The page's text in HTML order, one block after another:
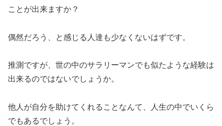
ことが出来ますか？
偶然だろう、と感じる人達も少なくないはずです。
推測ですが、世の中のサラリーマンでも似たような経験は
出来るのではないでしょうか。
他人が自分を助けてくれることなんて、人生の中でいくら
でもあるでしょう。